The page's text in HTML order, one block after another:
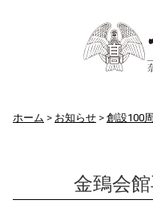
ホーム お知らせ 創設100
金鵄会